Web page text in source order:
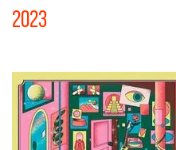
2023